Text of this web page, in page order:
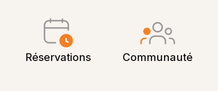
Réservations Communauté